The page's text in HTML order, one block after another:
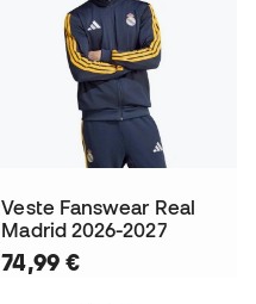
Veste Fanswear Real
Madrid 2026-2027
74,99 €